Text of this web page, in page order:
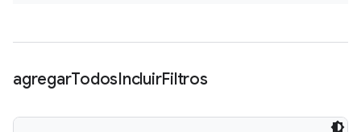
agregarTodosIncluirFiltros